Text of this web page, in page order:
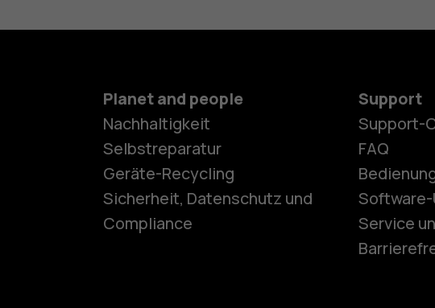
Smartphones
Feature Phones
Planet and people
Nachhaltigkeit
Selbstreparatur
Geräte-Recycling
Sicherheit, Datenschutz und
Compliance
Support
Support-
FAQ
Service